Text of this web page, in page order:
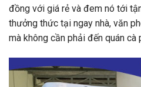
đồng với giá rẻ và đem nó tới
thưởng thức tại ngay nhà, văn
mà không cần phải đến quán cà